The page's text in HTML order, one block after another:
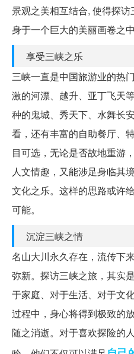
景观之美相互结合, 使得探
身于一个巨大的美丽画卷之中
享受三峡之乐
三峡一直是中国旅游业的热
激的河漂、越升、亚丁飞天
种的鬼城、秀天下、水舞长
看，还有丰富的自助餐厅、
目可选，无论是否故地重游
人文情趣，又能涉足身临其
文化之乐。这样的思路或许
可能。
沉淀三峡之情
名山大川永久存在，流传下
弥新。探访三峡之旅，其实
于家庭、对于生活、对于文
过程中，身心将得到极致的
随之消逝。对于喜欢探险的